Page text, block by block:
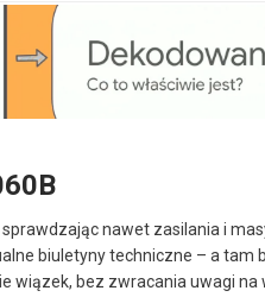
nawet zasilania i
biuletyny techniczne – a tam
wiązek, bez zwracania uwagi na